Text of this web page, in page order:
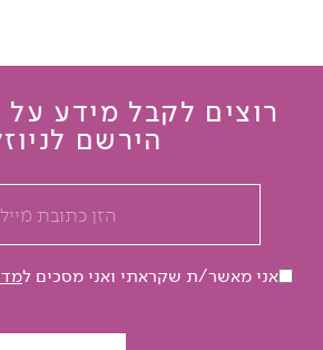
רוצים לקבל מידע על
הירשם
אני מאשר/ת שקראתי ואני מסכים ל